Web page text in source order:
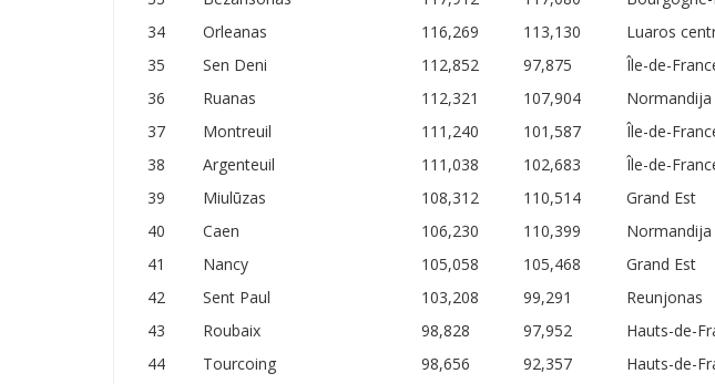
34
Orleanas 116,269 113,130
Luaros
35
Sen Deni 112,852 97,875
Île-de-
36
Ruanas 112,321 107,904
Normandija
37
Montreuil 111,240 101,587
Île-de-
38
Argenteuil 111,038 102,683
Île-de-
39
Miulūzas 108,312 110,514
Grand Est
40
Caen 106,230 110,399
Normandija
41
Nancy 105,058 105,468
Grand Est
42
Sent Paul 103,208 99,291
Reunjonas
43
Roubaix 98,828 97,952
Hauts-de-
44
Tourcoing 98,656 92,357
Hauts-de-